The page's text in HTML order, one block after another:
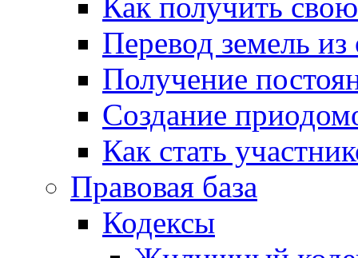
Как получить
Перевод земель
Получение
Создание
Как стать
Правовая база
Кодексы